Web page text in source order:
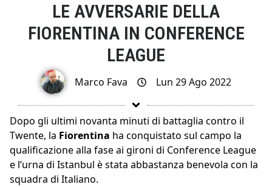
LE AVVERSARIE DELLA
FIORENTINA IN CONFERENCE
LEAGUE
Marco Fava Lun 29 Ago 2022
Dopo gli ultimi novanta minuti di battaglia contro il
Twente, la Fiorentina ha conquistato sul campo la
qualificazione alla fase ai gironi di Conference League
e l’urna di Istanbul è stata abbastanza benevola con la
squadra di Italiano.